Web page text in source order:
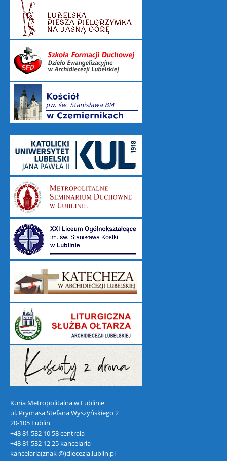
Kuria Metropolitalna w Lublinie
ul. Prymasa Stefana Wyszyńskiego 2
20-105 Lublin
+48 81 532 10 58 centrala
+48 81 532 12 25 kancelaria
kancelaria(znak @)diecezja.lublin.pl